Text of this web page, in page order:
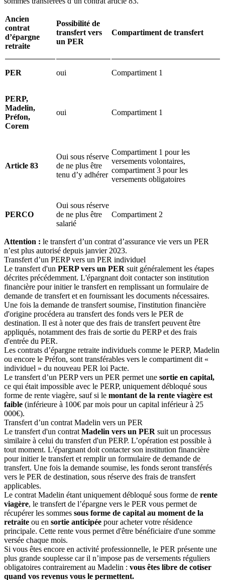
Ancien
contrat
d’épargne
retraite
Possibilité de
transfert vers
un PER
Compartiment de transfert
PER oui Compartiment 1
PERP,
Madelin,
Préfon,
Corem
oui Compartiment 1
Article 83
Oui sous réserve
de ne plus être
tenu d’y adhérer
Compartiment 1 pour les
versements volontaires,
compartiment 3 pour les
versements obligatoires
PERCO
Oui sous réserve
de ne plus être
salarié
Compartiment 2
Attention : le transfert d’un contrat d’assurance vie vers un PER
n’est plus autorisé depuis janvier 2023.
Transfert d’un PERP vers un PER individuel
Le transfert d'un PERP vers un PER suit généralement les étapes
décrites précédemment. L'épargnant doit contacter son institution
financière pour initier le transfert en remplissant un formulaire de
demande de transfert et en fournissant les documents nécessaires.
Une fois la demande de transfert soumise, l'institution financière
d'origine procédera au transfert des fonds vers le PER de
destination. Il est à noter que des frais de transfert peuvent être
appliqués, notamment des frais de sortie du PERP et des frais
d'entrée du PER.
Les contrats d’épargne retraite individuels comme le PERP, Madelin
ou encore le Préfon, sont transférables vers le compartiment dit «
individuel » du nouveau PER loi Pacte.
Le transfert d’un PERP vers un PER permet une sortie en capital,
ce qui était impossible avec le PERP, uniquement débloqué sous
forme de rente viagère, sauf si le montant de la rente viagère est
faible (inférieure à 100€ par mois pour un capital inférieur à 25
000€).
Transfert d’un contrat Madelin vers un PER
Le transfert d'un contrat Madelin vers un PER suit un processus
similaire à celui du transfert d'un PERP. L’opération est possible à
tout moment. L'épargnant doit contacter son institution financière
pour initier le transfert et remplir un formulaire de demande de
transfert. Une fois la demande soumise, les fonds seront transférés
vers le PER de destination, sous réserve des frais de transfert
applicables.
Le contrat Madelin étant uniquement débloqué sous forme de rente
viagère, le transfert de l’épargne vers le PER vous permet de
récupérer les sommes sous forme de capital au moment de la
retraite ou en sortie anticipée pour acheter votre résidence
principale. Cette rente vous permet d'être bénéficiaire d'une somme
versée chaque mois.
Si vous êtes encore en activité professionnelle, le PER présente une
plus grande souplesse car il n’impose pas de versements réguliers
obligatoires contrairement au Madelin : vous êtes libre de cotiser
quand vos revenus vous le permettent.